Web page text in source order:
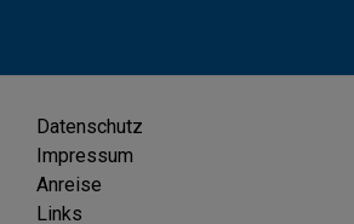
Datenschutz
Impressum
Anreise
Links